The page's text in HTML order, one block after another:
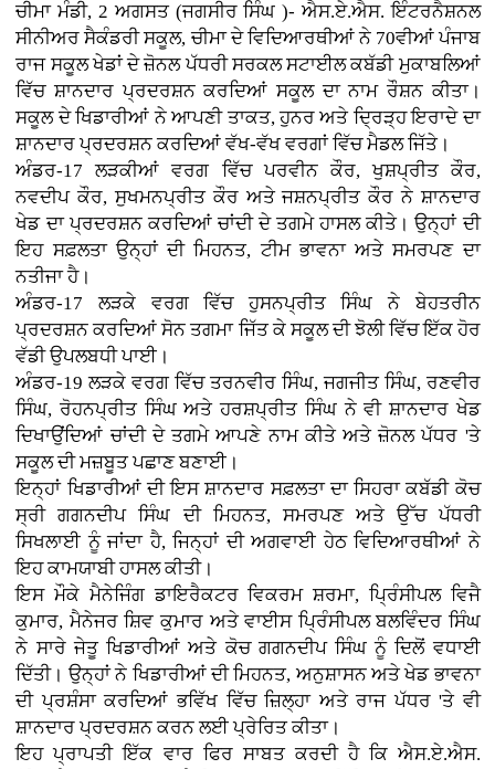
ਚੀਮਾ ਮੰਡੀ, 2 ਅਗਸਤ (ਜਗਸੀਰ ਸਿੰਘ )- ਐਸ.ਏ.ਐਸ. ਇੰਟਰਨੈਸ਼ਨਲ
ਸੀਨੀਅਰ ਸੈਕੰਡਰੀ ਸਕੂਲ, ਚੀਮਾ ਦੇ ਵਿਦਿਆਰਥੀਆਂ ਨੇ 70ਵੀਆਂ ਪੰਜਾਬ
ਰਾਜ ਸਕੂਲ ਖੇਡਾਂ ਦੇ ਜ਼ੋਨਲ ਪੱਧਰੀ ਸਰਕਲ ਸਟਾਈਲ ਕਬੱਡੀ ਮੁਕਾਬਲਿਆਂ
ਵਿੱਚ ਸ਼ਾਨਦਾਰ ਪ੍ਰਦਰਸ਼ਨ ਕਰਦਿਆਂ ਸਕੂਲ ਦਾ ਨਾਮ ਰੌਸ਼ਨ ਕੀਤਾ।
ਸਕੂਲ ਦੇ ਖਿਡਾਰੀਆਂ ਨੇ ਆਪਣੀ ਤਾਕਤ, ਹੁਨਰ ਅਤੇ ਦ੍ਰਿੜ੍ਹ ਇਰਾਦੇ ਦਾ
ਸ਼ਾਨਦਾਰ ਪ੍ਰਦਰਸ਼ਨ ਕਰਦਿਆਂ ਵੱਖ-ਵੱਖ ਵਰਗਾਂ ਵਿੱਚ ਮੈਡਲ ਜਿੱਤੇ।
ਅੰਡਰ-17 ਲੜਕੀਆਂ ਵਰਗ ਵਿੱਚ ਪਰਵੀਨ ਕੌਰ, ਖੁਸ਼ਪ੍ਰੀਤ ਕੌਰ,
ਨਵਦੀਪ ਕੌਰ, ਸੁਖਮਨਪ੍ਰੀਤ ਕੌਰ ਅਤੇ ਜਸ਼ਨਪ੍ਰੀਤ ਕੌਰ ਨੇ ਸ਼ਾਨਦਾਰ
ਖੇਡ ਦਾ ਪ੍ਰਦਰਸ਼ਨ ਕਰਦਿਆਂ ਚਾਂਦੀ ਦੇ ਤਗਮੇ ਹਾਸਲ ਕੀਤੇ। ਉਨ੍ਹਾਂ ਦੀ
ਇਹ ਸਫ਼ਲਤਾ ਉਨ੍ਹਾਂ ਦੀ ਮਿਹਨਤ, ਟੀਮ ਭਾਵਨਾ ਅਤੇ ਸਮਰਪਣ ਦਾ
ਨਤੀਜਾ ਹੈ।
ਅੰਡਰ-17 ਲੜਕੇ ਵਰਗ ਵਿੱਚ ਹੁਸਨਪ੍ਰੀਤ ਸਿੰਘ ਨੇ ਬੇਹਤਰੀਨ
ਪ੍ਰਦਰਸ਼ਨ ਕਰਦਿਆਂ ਸੋਨ ਤਗਮਾ ਜਿੱਤ ਕੇ ਸਕੂਲ ਦੀ ਝੋਲੀ ਵਿੱਚ ਇੱਕ ਹੋਰ
ਵੱਡੀ ਉਪਲਬਧੀ ਪਾਈ।
ਅੰਡਰ-19 ਲੜਕੇ ਵਰਗ ਵਿੱਚ ਤਰਨਵੀਰ ਸਿੰਘ, ਜਗਜੀਤ ਸਿੰਘ, ਰਣਵੀਰ
ਸਿੰਘ, ਰੋਹਨਪ੍ਰੀਤ ਸਿੰਘ ਅਤੇ ਹਰਸ਼ਪ੍ਰੀਤ ਸਿੰਘ ਨੇ ਵੀ ਸ਼ਾਨਦਾਰ ਖੇਡ
ਦਿਖਾਉਂਦਿਆਂ ਚਾਂਦੀ ਦੇ ਤਗਮੇ ਆਪਣੇ ਨਾਮ ਕੀਤੇ ਅਤੇ ਜ਼ੋਨਲ ਪੱਧਰ 'ਤੇ
ਸਕੂਲ ਦੀ ਮਜ਼ਬੂਤ ਪਛਾਣ ਬਣਾਈ।
ਇਨ੍ਹਾਂ ਖਿਡਾਰੀਆਂ ਦੀ ਇਸ ਸ਼ਾਨਦਾਰ ਸਫ਼ਲਤਾ ਦਾ ਸਿਹਰਾ ਕਬੱਡੀ ਕੋਚ
ਸ੍ਰੀ ਗਗਨਦੀਪ ਸਿੰਘ ਦੀ ਮਿਹਨਤ, ਸਮਰਪਣ ਅਤੇ ਉੱਚ ਪੱਧਰੀ
ਸਿਖਲਾਈ ਨੂੰ ਜਾਂਦਾ ਹੈ, ਜਿਨ੍ਹਾਂ ਦੀ ਅਗਵਾਈ ਹੇਠ ਵਿਦਿਆਰਥੀਆਂ ਨੇ
ਇਹ ਕਾਮਯਾਬੀ ਹਾਸਲ ਕੀਤੀ।
ਇਸ ਮੌਕੇ ਮੈਨੇਜਿੰਗ ਡਾਇਰੈਕਟਰ ਵਿਕਰਮ ਸ਼ਰਮਾ, ਪ੍ਰਿੰਸੀਪਲ ਵਿਜੈ
ਕੁਮਾਰ, ਮੈਨੇਜਰ ਸ਼ਿਵ ਕੁਮਾਰ ਅਤੇ ਵਾਈਸ ਪ੍ਰਿੰਸੀਪਲ ਬਲਵਿੰਦਰ ਸਿੰਘ
ਨੇ ਸਾਰੇ ਜੇਤੂ ਖਿਡਾਰੀਆਂ ਅਤੇ ਕੋਚ ਗਗਨਦੀਪ ਸਿੰਘ ਨੂੰ ਦਿਲੋਂ ਵਧਾਈ
ਦਿੱਤੀ। ਉਨ੍ਹਾਂ ਨੇ ਖਿਡਾਰੀਆਂ ਦੀ ਮਿਹਨਤ, ਅਨੁਸ਼ਾਸਨ ਅਤੇ ਖੇਡ ਭਾਵਨਾ
ਦੀ ਪ੍ਰਸ਼ੰਸਾ ਕਰਦਿਆਂ ਭਵਿੱਖ ਵਿੱਚ ਜ਼ਿਲ੍ਹਾ ਅਤੇ ਰਾਜ ਪੱਧਰ 'ਤੇ ਵੀ
ਸ਼ਾਨਦਾਰ ਪ੍ਰਦਰਸ਼ਨ ਕਰਨ ਲਈ ਪ੍ਰੇਰਿਤ ਕੀਤਾ।
ਇਹ ਪ੍ਰਾਪਤੀ ਇੱਕ ਵਾਰ ਫਿਰ ਸਾਬਤ ਕਰਦੀ ਹੈ ਕਿ ਐਸ.ਏ.ਐਸ.